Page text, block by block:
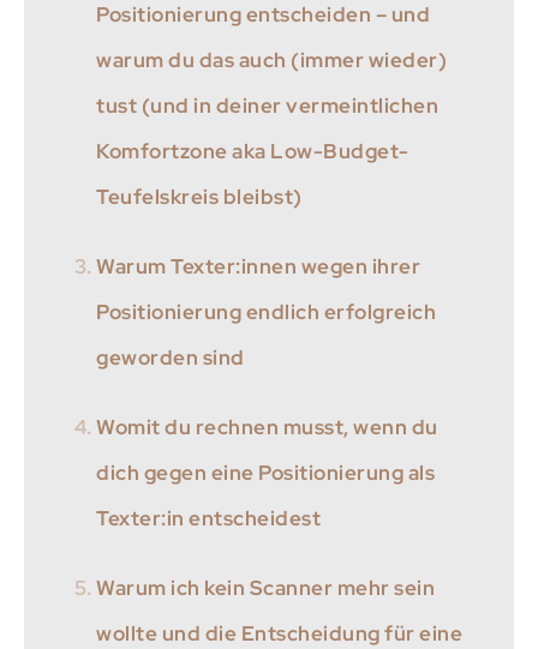
Positionierung entscheiden – und
warum du das auch (immer wieder)
tust (und in deiner vermeintlichen
Komfortzone aka Low-Budget-
Teufelskreis bleibst)
Warum Texter:innen wegen ihrer
Positionierung endlich erfolgreich
geworden sind
Womit du rechnen musst, wenn du
dich gegen eine Positionierung als
Texter:in entscheidest
Warum ich kein Scanner mehr sein
wollte und die Entscheidung für eine